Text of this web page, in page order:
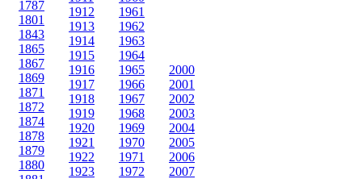
1787
1801
1843
1865
1867
1869
1871
1872
1874
1878
1879
1880
1912
1913
1914
1915
1916
1917
1918
1919
1920
1921
1922
1923
1961
1962
1963
1964
1965
1966
1967
1968
1969
1970
1971
1972
2000
2001
2002
2003
2004
2005
2006
2007